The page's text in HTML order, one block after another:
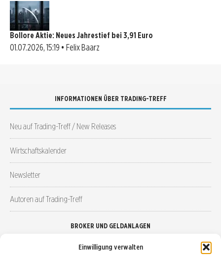
Einwilligung verwalten
Bollore Aktie: Neues Jahrestief bei 3,91 Euro
01.07.2026, 15:19 • Felix Baarz
INFORMATIONEN ÜBER TRADING-TREFF
Neu auf Trading-Treff / New Releases
Wirtschaftskalender
Newsletter
Autoren auf Trading-Treff
BROKER UND GELDANLAGEN